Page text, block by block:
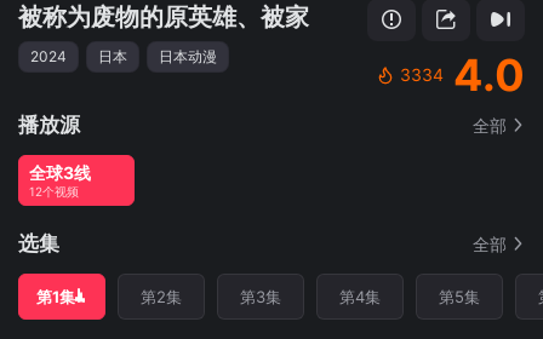
被称为废物的原英雄、被家
2024 日本 日本动漫
3334 4.0
播放源 全部
全球3线
12个视频
选集 全部
第1集 第2集 第3集 第4集 第5集